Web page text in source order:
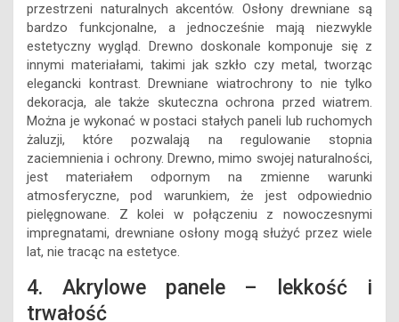
przestrzeni naturalnych akcentów. Osłony drewniane są
bardzo funkcjonalne, a jednocześnie mają niezwykle
estetyczny wygląd. Drewno doskonale komponuje się z
innymi materiałami, takimi jak szkło czy metal, tworząc
elegancki kontrast. Drewniane wiatrochrony to nie tylko
dekoracja, ale także skuteczna ochrona przed wiatrem.
Można je wykonać w postaci stałych paneli lub ruchomych
żaluzji, które pozwalają na regulowanie stopnia
zaciemnienia i ochrony. Drewno, mimo swojej naturalności,
jest materiałem odpornym na zmienne warunki
atmosferyczne, pod warunkiem, że jest odpowiednio
pielęgnowane. Z kolei w połączeniu z nowoczesnymi
impregnatami, drewniane osłony mogą służyć przez wiele
lat, nie tracąc na estetyce.
4. Akrylowe panele – lekkość i
trwałość